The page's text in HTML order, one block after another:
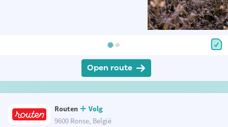
Open route
Routen
Volg
9600 Ronse, België